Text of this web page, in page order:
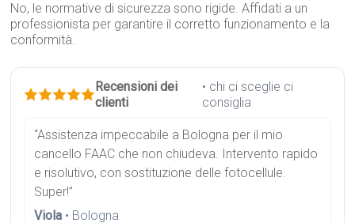
No, le normative di sicurezza sono rigide. Affidati a un
professionista per garantire il corretto funzionamento e la
conformità.
Recensioni dei
clienti
• chi ci sceglie ci
consiglia
“Assistenza impeccabile a Bologna per il mio
cancello FAAC che non chiudeva. Intervento rapido
e risolutivo, con sostituzione delle fotocellule.
Super!”
Viola • Bologna